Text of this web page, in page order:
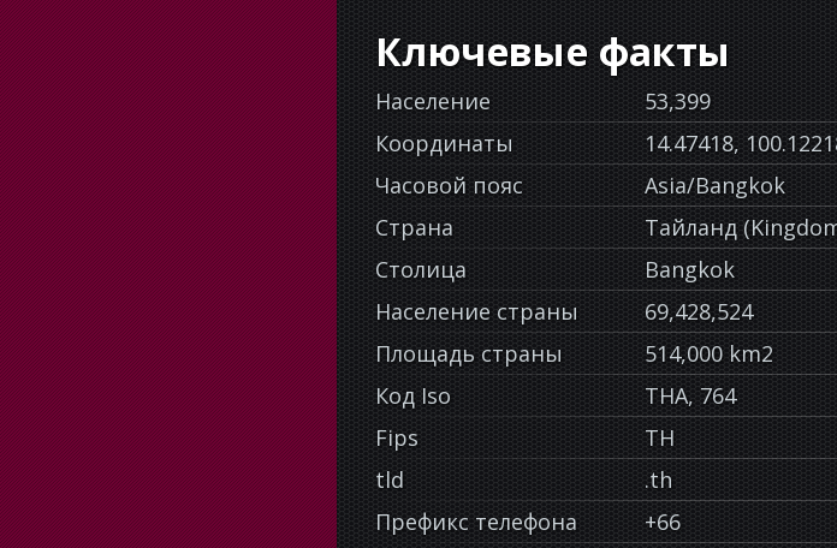
Ключевые факты
Население
53,399
Координаты
14.47418,
Часовой пояс
Asia/Bangkok
Страна
Тайланд
Столица
Bangkok
Население страны
69,428,524
Площадь страны
514,000 km2
Код Iso
THA, 764
Fips
TH
tld
.th
Префикс телефона
+66